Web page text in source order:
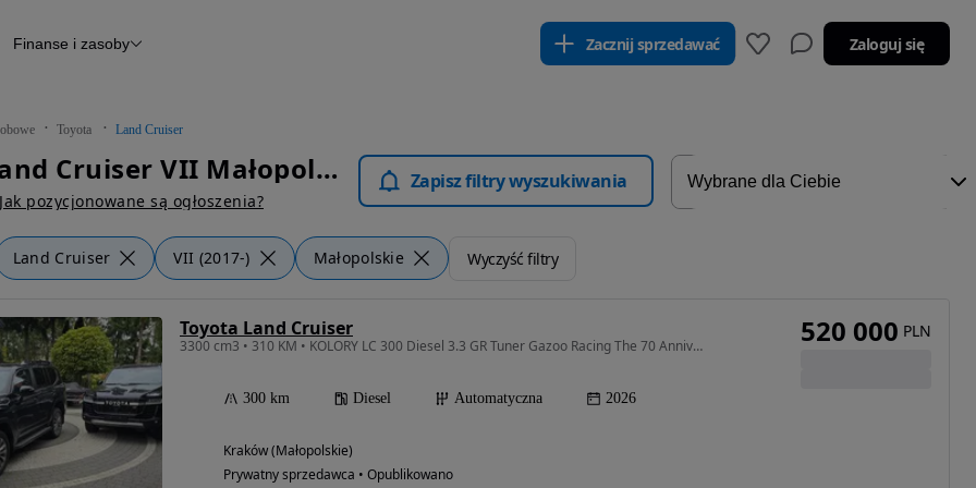
Raport z inspekcji
Otomoto News
Finanse i zasoby Zacznij sprzedawać Zaloguj się
Toyota Land Cruiser
Toyota Land Cruiser VII Małopolskie - Samochody Osobowe
Jak pozycjonowane są ogłoszenia?
Zapisz filtry wyszukiwania
Land Cruiser VII (2017-) Małopolskie Wyczyść filtry
Toyota Land Cruiser
3300 cm3 • 310 KM • KOLORY LC 300 Diesel 3.3 GR Tuner Gazoo Racing The 70 Anniversary
300 km Diesel Automatyczna 2026
Kraków (Małopolskie)
Prywatny sprzedawca • Opublikowano
520 000 PLN